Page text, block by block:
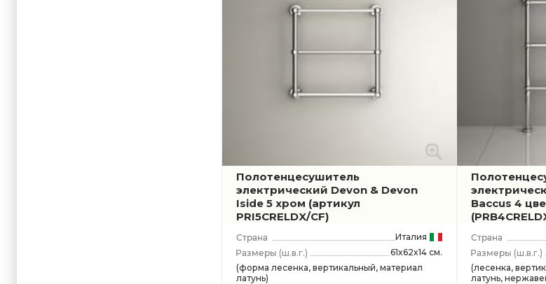
Полотенцесушитель
электрический Devon & Devon
Iside 5 хром (артикул
PRI5CRELDX/CF)
Италия
(ш.в.г.)
61x62x14 см.
(форма лесенка, вертикальный, материал
латунь)
Baccus 4
(ш.в.г.)
(лесенка,
латунь,